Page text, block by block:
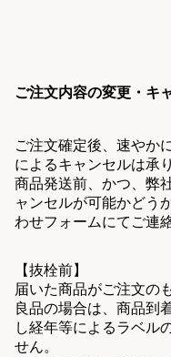
ご注文内容の変更・キ
ご注文確定後、速やか
によるキャンセルは承
商品発送前、かつ、弊
ャンセルが可能かどう
わせフォームにてご連
【抜栓前】
届いた商品がご注文の
良品の場合は、商品到
し経年等によるラベル
せん。